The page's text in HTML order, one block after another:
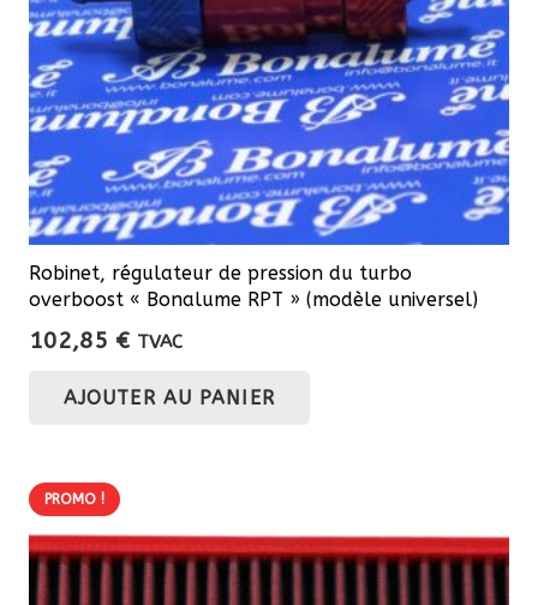
Robinet, régulateur de pression du turbo
overboost « Bonalume RPT » (modèle universel)
102,85 € TVAC
AJOUTER AU PANIER
PROMO !